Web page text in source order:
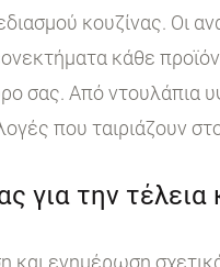
κουζίνας. Οι
κάθε
σας. Από ντουλάπια
που ταιριάζουν
για την τέλεια
και ενημέρωση